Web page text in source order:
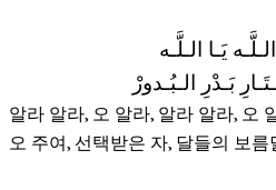
يَـا الـلَّـه
بَـدْرِ الـبُـدورْ
알라 알라, 오 알라, 알라 알라, 오
오 주여, 선택받은 자, 달들의 보